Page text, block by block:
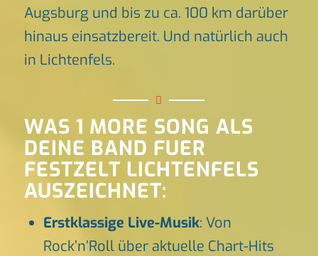
Augsburg und bis zu ca. 100 km darüber
hinaus einsatzbereit. Und natürlich auch
in Lichtenfels.
WAS 1 MORE SONG ALS
DEINE BAND FUER
FESTZELT LICHTENFELS
AUSZEICHNET:
Erstklassige Live-Musik: Von
Rock’n’Roll über aktuelle Chart-Hits